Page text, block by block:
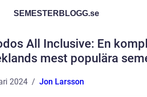
SEMESTERBLOGG.se
All Inclusive: En
mest populära
2024 Jon Larsson